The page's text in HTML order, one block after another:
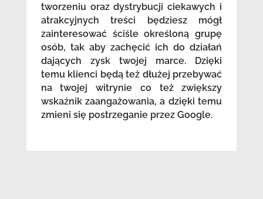
tworzeniu oraz dystrybucji ciekawych i
atrakcyjnych treści będziesz mógł
zainteresować ściśle określoną grupę
osób, tak aby zachęcić ich do działań
dających zysk twojej marce. Dzięki
temu klienci będą też dłużej przebywać
na twojej witrynie co też zwiększy
wskaźnik zaangażowania, a dzięki temu
zmieni się postrzeganie przez Google.